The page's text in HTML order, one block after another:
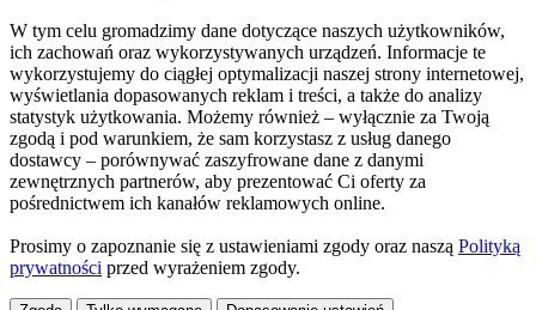
W tym celu gromadzimy dane dotyczące naszych użytkowników,
ich zachowań oraz wykorzystywanych urządzeń. Informacje te
wykorzystujemy do ciągłej optymalizacji naszej strony internetowej,
wyświetlania dopasowanych reklam i treści, a także do analizy
statystyk użytkowania. Możemy również – wyłącznie za Twoją
zgodą i pod warunkiem, że sam korzystasz z usług danego
dostawcy – porównywać zaszyfrowane dane z danymi
zewnętrznych partnerów, aby prezentować Ci oferty za
pośrednictwem ich kanałów reklamowych online.
Prosimy o zapoznanie się z ustawieniami zgody oraz naszą Polityką
prywatności przed wyrażeniem zgody.